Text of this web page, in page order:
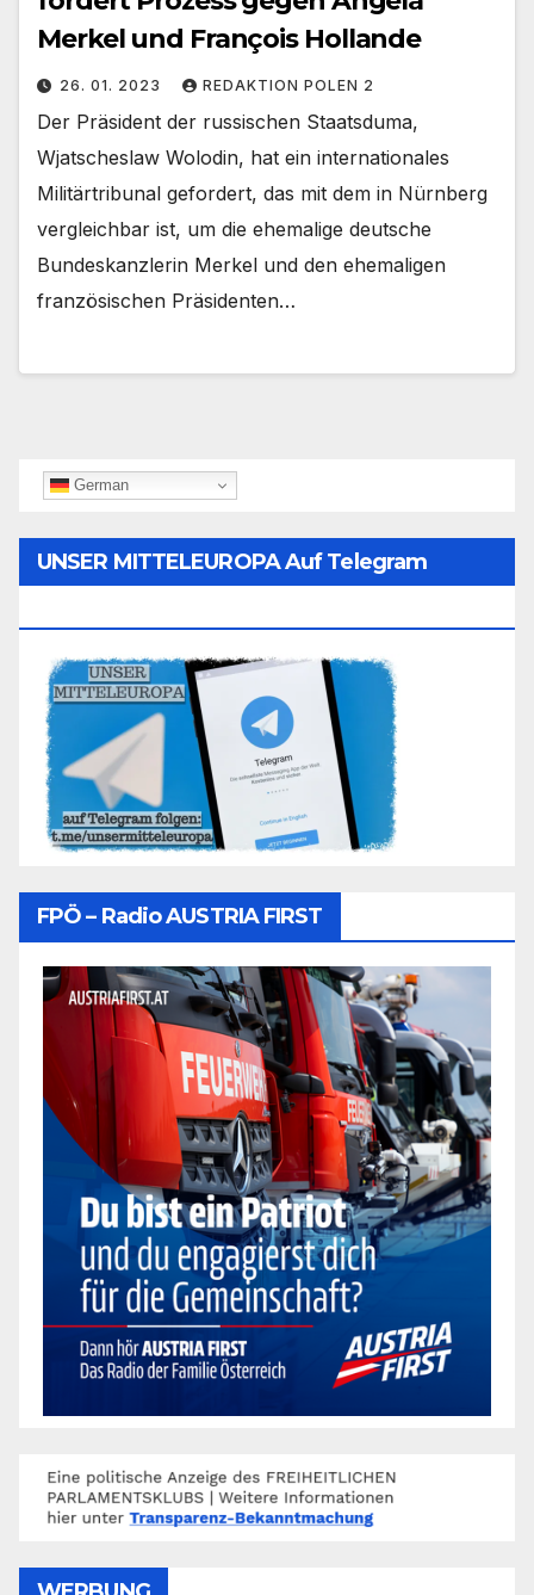
Merkel und François Hollande
26. 01. 2023 REDAKTION POLEN 2
Der Präsident der russischen Staatsduma,
Wjatscheslaw Wolodin, hat ein internationales
Militärtribunal gefordert, das mit dem in Nürnberg
vergleichbar ist, um die ehemalige deutsche
Bundeskanzlerin Merkel und den ehemaligen
französischen Präsidenten…
German
UNSER MITTELEUROPA Auf Telegram
FPÖ – Radio AUSTRIA FIRST